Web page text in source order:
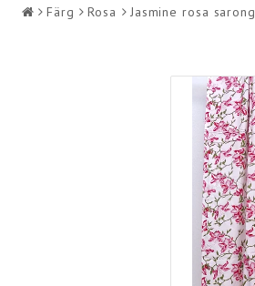
Färg Rosa Jasmine rosa sarong